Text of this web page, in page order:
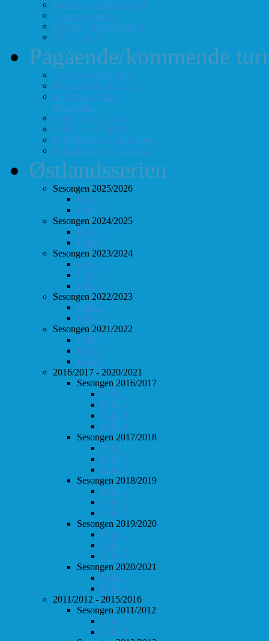
Barne- og ungdomssjakk
Årsmøte-papirer
Litt om sjakkforeningen
FIDEs regler
Pågående/kommende
Vårt turneringstilbud
Høstturneringen 2026
Klubbmesterskap
Hurtigsjakk
FolloLyn 27. august
FolloLyn 22. oktober
FolloHurtig 24. september
FolloHurtig 10. desember
Østlandsserien
Sesongen 2025/2026
Follo 1
Follo 2
Sesongen 2024/2025
Follo 1
Follo 2
Sesongen 2023/2024
Follo 1
Follo 2
Follo 3
Sesongen 2022/2023
Follo 1
Follo 2
Sesongen 2021/2022
Follo 1
Follo 2
Follo 3
2016/2017 - 2020/2021
Sesongen 2016/2017
Follo 1
Follo 2
Follo 3
Follo 4
Sesongen 2017/2018
Follo 1
Follo 2
Follo 3
Sesongen 2018/2019
Follo 1
Follo 2
Follo 3
Sesongen 2019/2020
Follo 1
Follo 2
Follo 3
Sesongen 2020/2021
Follo 1
Follo 2
2011/2012 - 2015/2016
Sesongen 2011/2012
Follo 1
Follo 2